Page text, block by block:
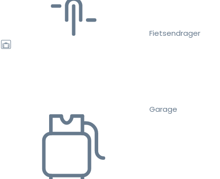
Fietsendrager
Garage